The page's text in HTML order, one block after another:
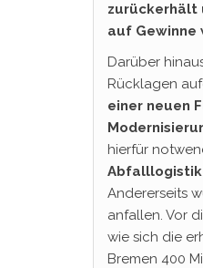
zurückerhält
auf Gewinne
Darüber
Rücklagen
einer neuen
hierfür
Abfalllogistik
Andererseits
anfallen. Vor
wie sich die
Bremen 400